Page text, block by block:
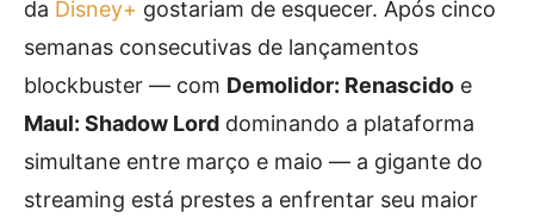
da Disney+ gostariam de esquecer. Após cinco
semanas consecutivas de lançamentos
blockbuster — com Demolidor: Renascido e
Maul: Shadow Lord dominando a plataforma
simultane entre março e maio — a gigante do
streaming está prestes a enfrentar seu maior